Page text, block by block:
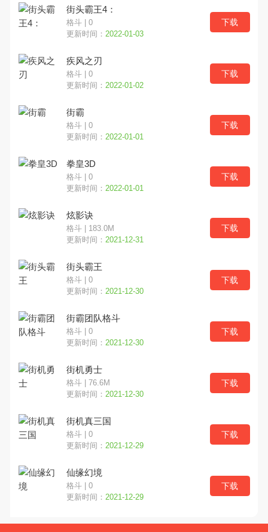
街头霸王4：
格斗 | 0
更新时间： 2022-01-03
下载
疾风之刃
格斗 | 0
更新时间： 2022-01-02
下载
街霸
格斗 | 0
更新时间： 2022-01-01
下载
拳皇3D
格斗 | 0
更新时间： 2022-01-01
下载
炫影诀
格斗 | 183.0M
更新时间： 2021-12-31
下载
街头霸王
格斗 | 0
更新时间： 2021-12-30
下载
街霸团队格斗
格斗 | 0
更新时间： 2021-12-30
下载
街机勇士
格斗 | 76.6M
更新时间： 2021-12-30
下载
街机真三国
格斗 | 0
更新时间： 2021-12-29
下载
仙缘幻境
格斗 | 0
更新时间： 2021-12-29
下载